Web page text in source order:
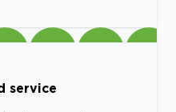
service